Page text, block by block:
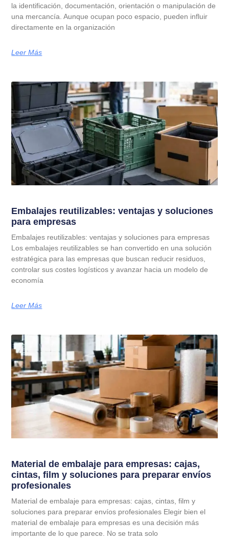
la identificación, documentación, orientación o manipulación de
una mercancía. Aunque ocupan poco espacio, pueden influir
directamente en la organización
Leer Más
Embalajes reutilizables: ventajas y soluciones
para empresas
Embalajes reutilizables: ventajas y soluciones para empresas
Los embalajes reutilizables se han convertido en una solución
estratégica para las empresas que buscan reducir residuos,
controlar sus costes logísticos y avanzar hacia un modelo de
economía
Leer Más
Material de embalaje para empresas: cajas,
cintas, film y soluciones para preparar envíos
profesionales
Material de embalaje para empresas: cajas, cintas, film y
soluciones para preparar envíos profesionales Elegir bien el
material de embalaje para empresas es una decisión más
importante de lo que parece. No se trata solo